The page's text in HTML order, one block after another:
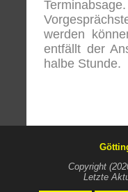
werden
entfällt der
halbe Stunde.
Copyright
Letzte